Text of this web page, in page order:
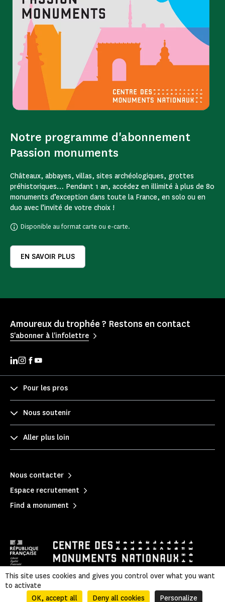
Notre programme d'abonnement
Passion monuments
Châteaux, abbayes, villas, sites archéologiques, grottes
préhistoriques… Pendant 1 an, accédez en illimité à plus de 80
monuments d’exception dans toute la France, en solo ou en
duo avec l’invité de votre choix !
Disponible au format carte ou e-carte.
EN SAVOIR PLUS
Amoureux du trophée ? Restons en contact
S'abonner à l'infolettre
Pour les pros
Nous soutenir
Aller plus loin
Nous contacter
Espace recrutement
Find a monument
Mentions légales
Legal & administrative information
| Sitemap
This site uses cookies and gives you control over what you want
to activate
OK, accept all
Deny all cookies Personalize